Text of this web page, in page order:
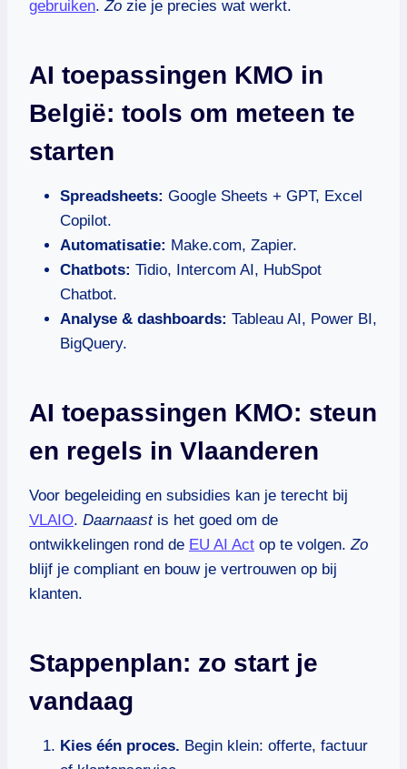
gebruiken. Zo zie je precies wat werkt.
AI toepassingen KMO in
België: tools om meteen te
starten
Spreadsheets: Google Sheets + GPT, Excel
Copilot.
Automatisatie: Make.com, Zapier.
Chatbots: Tidio, Intercom AI, HubSpot
Chatbot.
Analyse & dashboards: Tableau AI, Power BI,
BigQuery.
AI toepassingen KMO: steun
en regels in Vlaanderen
Voor begeleiding en subsidies kan je terecht bij
VLAIO. Daarnaastis het goed om de
ontwikkelingen rond de EU AI Act op te volgen. Zo
blijf je compliant en bouw je vertrouwen op bij
klanten.
Stappenplan: zo start je
vandaag
Kies één proces. Begin klein: offerte, factuur